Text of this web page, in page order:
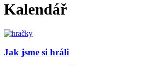
Kalendář
Jak jsme si hráli